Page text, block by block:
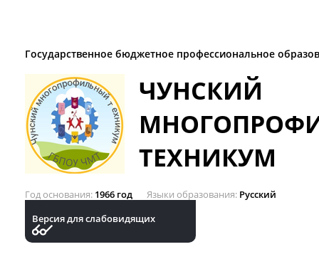
Государственное бюджетное профессиональное
ЧУНСКИЙ
ТЕХНИКУМ
Год основания 1966 год Языки образования Русский
Версия для слабовидящих